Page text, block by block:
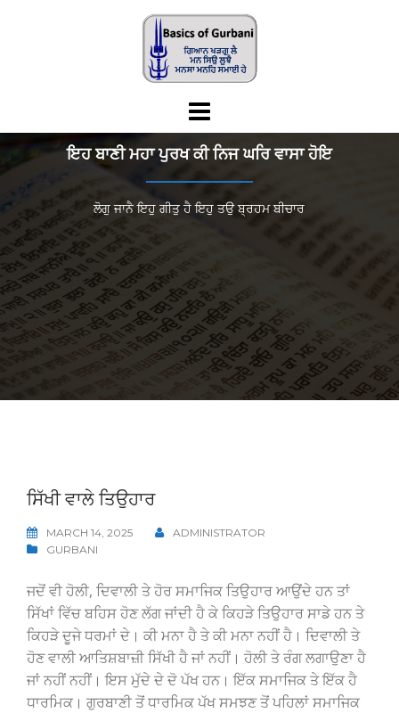
ਇਹ ਬਾਣੀ ਮਹਾ ਪੁਰਖ ਕੀ ਨਿਜ ਘਰਿ ਵਾਸਾ ਹੋਇ
ਲੋਗੁ ਜਾਨੈ ਇਹੁ ਗੀਤੁ ਹੈ ਇਹੁ ਤਉ ਬ੍ਰਹਮ ਬੀਚਾਰ
ਸਿੱਖੀ ਵਾਲੇ ਤਿਉਹਾਰ
MARCH 14, 2025
ADMINISTRATOR
GURBANI
ਜਦੋਂ ਵੀ ਹੋਲੀ, ਦਿਵਾਲੀ ਤੇ ਹੋਰ ਸਮਾਜਿਕ ਤਿਉਹਾਰ ਆਉਂਦੇ ਹਨ ਤਾਂ
ਸਿੱਖਾਂ ਵਿੱਚ ਬਹਿਸ ਹੋਣ ਲੱਗ ਜਾਂਦੀ ਹੈ ਕੇ ਕਿਹੜੇ ਤਿਉਹਾਰ ਸਾਡੇ ਹਨ ਤੇ
ਕਿਹੜੇ ਦੂਜੇ ਧਰਮਾਂ ਦੇ। ਕੀ ਮਨਾ ਹੈ ਤੇ ਕੀ ਮਨਾ ਨਹੀਂ ਹੈ। ਦਿਵਾਲੀ ਤੇ
ਹੋਣ ਵਾਲੀ ਆਤਿਸ਼ਬਾਜ਼ੀ ਸਿੱਖੀ ਹੈ ਜਾਂ ਨਹੀਂ। ਹੋਲੀ ਤੇ ਰੰਗ ਲਗਾਉਣਾ ਹੈ
ਜਾਂ ਨਹੀਂ ਨਹੀਂ। ਇਸ ਮੁੱਦੇ ਦੇ ਦੋ ਪੱਖ ਹਨ। ਇੱਕ ਸਮਾਜਿਕ ਤੇ ਇੱਕ ਹੈ
ਧਾਰਮਿਕ। ਗੁਰਬਾਣੀ ਤੋਂ ਧਾਰਮਿਕ ਪੱਖ ਸਮਝਣ ਤੋਂ ਪਹਿਲਾਂ ਸਮਾਜਿਕ